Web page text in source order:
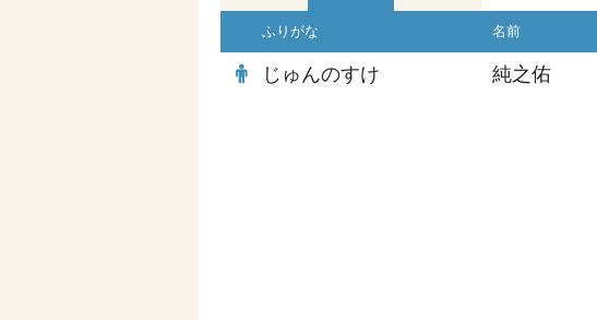
ふりがな 名前
じゅんのすけ 純之佑